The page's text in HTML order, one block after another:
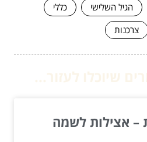
הגיל השלישי
כללי
צרכנות
– אצילות לשמה